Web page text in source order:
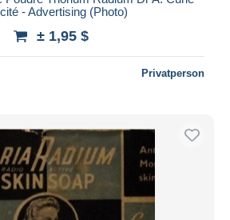
- Advertising (Photo)
± 1,95 $
Privatperson